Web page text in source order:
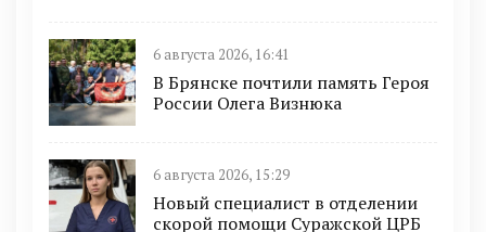
6 августа 2026, 16:41
В Брянске почтили память Героя
России Олега Визнюка
6 августа 2026, 15:29
Новый специалист в отделении
скорой помощи Суражской ЦРБ